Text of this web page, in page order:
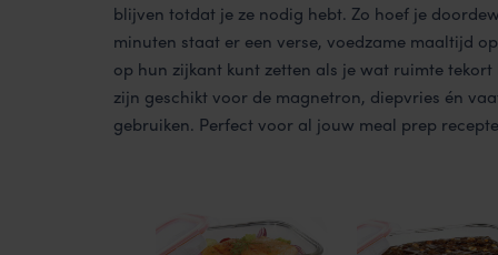
blijven totdat je ze nodig hebt. Zo hoef je
minuten staat er een verse, voedzame maaltijd
op hun zijkant kunt zetten als je wat ruimte
zijn geschikt voor de magnetron, diepvries én
gebruiken. Perfect voor al jouw meal prep